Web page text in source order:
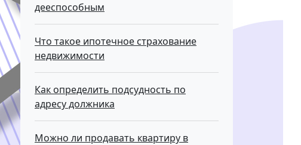
дееспособным
Что такое ипотечное страхование
недвижимости
Как определить подсудность по
адресу должника
Можно ли продавать квартиру в